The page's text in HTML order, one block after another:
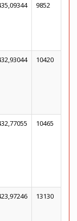
9852
10420
10465
13130